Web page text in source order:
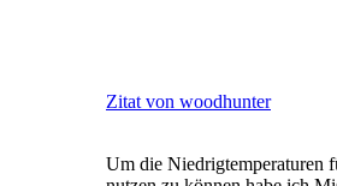
Zitat von woodhunter
Um die Niedrigtemperaturen